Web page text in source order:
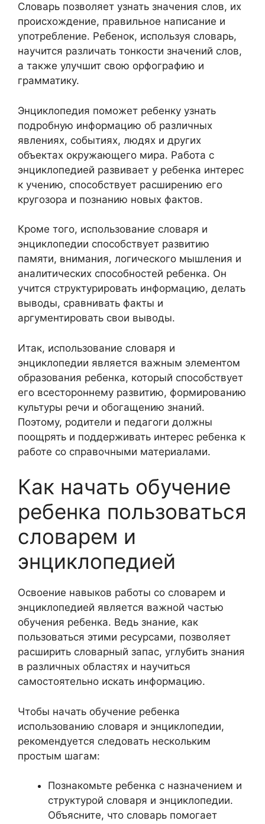
Словарь позволяет узнать значения слов, их
происхождение, правильное написание и
употребление. Ребенок, используя словарь,
научится различать тонкости значений слов,
а также улучшит свою орфографию и
грамматику.
Энциклопедия поможет ребенку узнать
подробную информацию об различных
явлениях, событиях, людях и других
объектах окружающего мира. Работа с
энциклопедией развивает у ребенка интерес
к учению, способствует расширению его
кругозора и познанию новых фактов.
Кроме того, использование словаря и
энциклопедии способствует развитию
памяти, внимания, логического мышления и
аналитических способностей ребенка. Он
учится структурировать информацию, делать
выводы, сравнивать факты и
аргументировать свои выводы.
Итак, использование словаря и
энциклопедии является важным элементом
образования ребенка, который способствует
его всестороннему развитию, формированию
культуры речи и обогащению знаний.
Поэтому, родители и педагоги должны
поощрять и поддерживать интерес ребенка к
работе со справочными материалами.
Как начать обучение
ребенка пользоваться
словарем и
энциклопедией
Освоение навыков работы со словарем и
энциклопедией является важной частью
обучения ребенка. Ведь знание, как
пользоваться этими ресурсами, позволяет
расширить словарный запас, углубить знания
в различных областях и научиться
самостоятельно искать информацию.
Чтобы начать обучение ребенка
использованию словаря и энциклопедии,
рекомендуется следовать нескольким
простым шагам:
Познакомьте ребенка с назначением и
структурой словаря и энциклопедии.
Объясните, что словарь помогает